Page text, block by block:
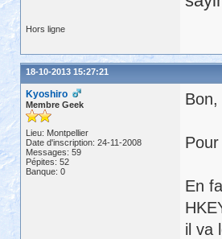
Hors ligne
18-10-2013 15:27:21
Kyoshiro
Membre Geek
Lieu: Montpellier
Date d'inscription: 24-11-2008
Messages: 59
Pépites: 52
Banque: 0
En
il va